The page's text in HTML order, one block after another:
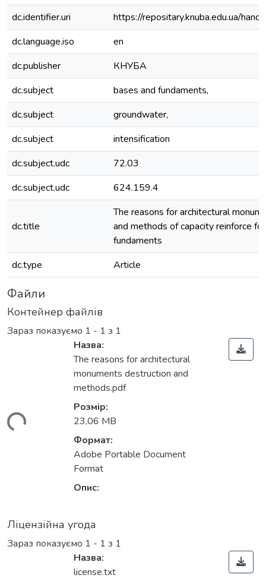
dc.identifier.uri
https://repositary.knuba.edu.ua/
dc.language.iso
en
dc.publisher
КНУБА
dc.subject
bases and fundaments,
dc.subject
groundwater,
dc.subject
intensification
dc.subject.udc
72.03
dc.subject.udc
624.159.4
dc.title
The reasons for architectural
and methods of capacity reinforce
fundaments
dc.type
Article
Файли
Контейнер файлів
Зараз показуємо 1 - 1 з 1
Назва:
The reasons for architectural
monuments destruction and
methods.pdf
Розмір:
23,06 MB
Формат:
Adobe Portable Document
Format
Опис:
Ліцензійна угода
Зараз показуємо 1 - 1 з 1
Назва:
license.txt